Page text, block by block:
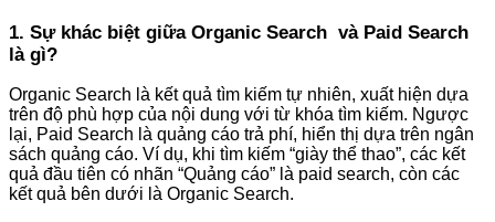
1. Sự khác biệt giữa Organic Search và Paid Search
là gì?
Organic Search là kết quả tìm kiếm tự nhiên, xuất hiện dựa
trên độ phù hợp của nội dung với từ khóa tìm kiếm. Ngược
lại, Paid Search là quảng cáo trả phí, hiển thị dựa trên ngân
sách quảng cáo. Ví dụ, khi tìm kiếm “giày thể thao”, các kết
quả đầu tiên có nhãn “Quảng cáo” là paid search, còn các
kết quả bên dưới là Organic Search.